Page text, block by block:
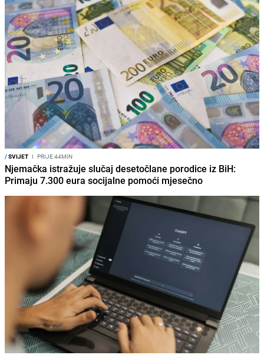
/SVIJET I PRIJE 44MIN
Njemačka istražuje slučaj desetočlane porodice iz BiH:
Primaju 7.300 eura socijalne pomoći mjesečno